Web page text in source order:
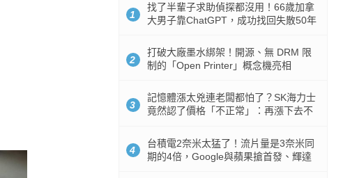
1
找了半輩子求助偵探都沒用！66歲加拿
大男子靠ChatGPT，成功找回失散50年
2
打破大廠墨水綁架！開源、無 DRM 限
制的「Open Printer」概念機亮相
3
記憶體漲太兇連老闆都怕了？SK海力士
竟然認了價格「不正常」：再漲下去不
4
台積電2奈米太猛了！流片量是3奈米同
期的4倍，Google與蘋果搶首發、輝達